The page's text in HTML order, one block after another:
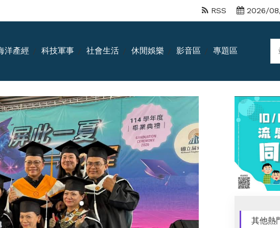
2026/
RSS
洋產經 科技軍事 社會生活 休閒娛樂 影音區 專題區
其他熱